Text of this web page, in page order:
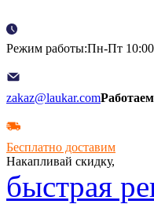
Режим работы:Пн-Пт
zakaz@laukar.com
Бесплатно доставим
Накапливай скидку,
быстрая